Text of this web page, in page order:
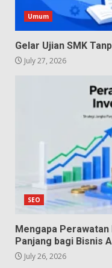
Umum
Gelar Ujian SMK
July 27, 2026
SEO
Mengapa
Panjang bagi Bisnis
July 26, 2026